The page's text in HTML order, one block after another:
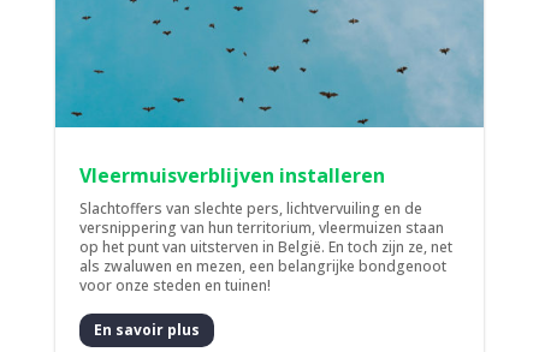
Vleermuisverblijven installeren
Slachtoffers van slechte pers, lichtvervuiling en de
versnippering van hun territorium, vleermuizen staan
op het punt van uitsterven in België. En toch zijn ze, net
als zwaluwen en mezen, een belangrijke bondgenoot
voor onze steden en tuinen!
En savoir plus